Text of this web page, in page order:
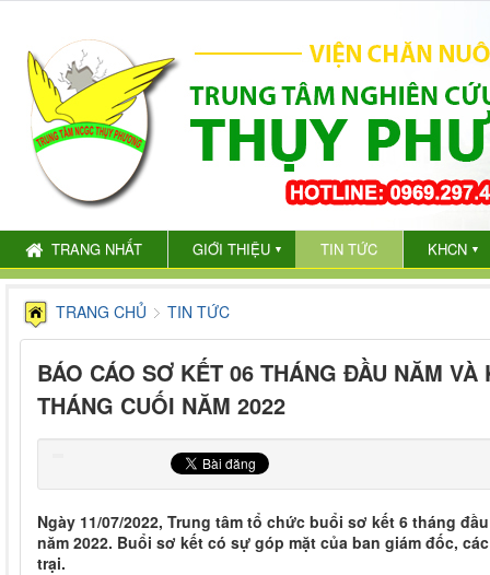
TRANG NHẤT GIỚI THIỆU ▼ TIN TỨC KHCN ▼
TRANG CHỦ TIN TỨC
BÁO CÁO SƠ KẾT 06 THÁNG ĐẦU NĂM VÀ
THÁNG CUỐI NĂM 2022
Ngày 11/07/2022, Trung tâm tổ chức buổi sơ kết 6 tháng
năm 2022. Buổi sơ kết có sự góp mặt của ban giám đốc,
trại.